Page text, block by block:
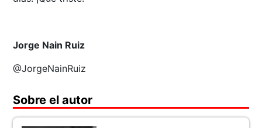
Jorge Nain Ruiz
@JorgeNainRuiz
Sobre el autor